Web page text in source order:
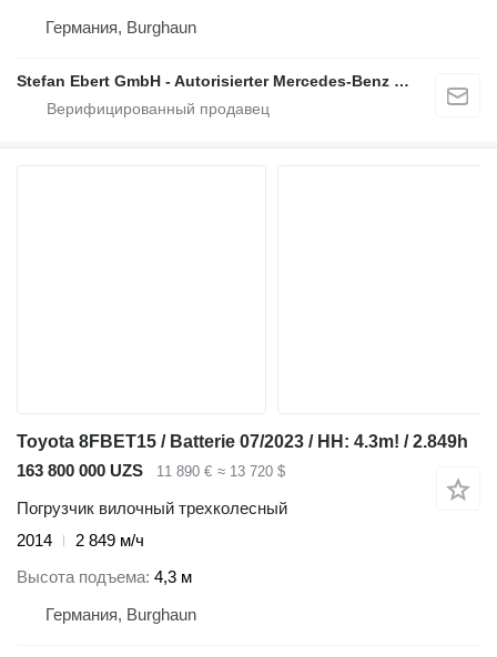
Германия, Burghaun
Stefan Ebert GmbH - Autorisierter Mercedes-Benz Servicepartner
Toyota 8FBET15 / Batterie 07/2023 / HH: 4.3m! / 2.849h
163 800 000 UZS
11 890 € ≈ 13 720 $
Погрузчик вилочный трехколесный
2014
2 849 м/ч
Высота подъема 4,3 м
Германия, Burghaun